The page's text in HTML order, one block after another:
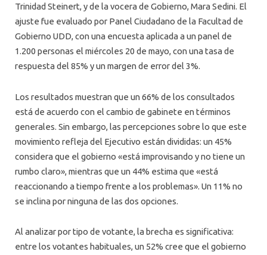
Trinidad Steinert, y de la vocera de Gobierno, Mara Sedini. El
ajuste fue evaluado por Panel Ciudadano de la Facultad de
Gobierno UDD, con una encuesta aplicada a un panel de
1.200 personas el miércoles 20 de mayo, con una tasa de
respuesta del 85% y un margen de error del 3%.
Los resultados muestran que un 66% de los consultados
está de acuerdo con el cambio de gabinete en términos
generales. Sin embargo, las percepciones sobre lo que este
movimiento refleja del Ejecutivo están divididas: un 45%
considera que el gobierno «está improvisando y no tiene un
rumbo claro», mientras que un 44% estima que «está
reaccionando a tiempo frente a los problemas». Un 11% no
se inclina por ninguna de las dos opciones.
Al analizar por tipo de votante, la brecha es significativa:
entre los votantes habituales, un 52% cree que el gobierno